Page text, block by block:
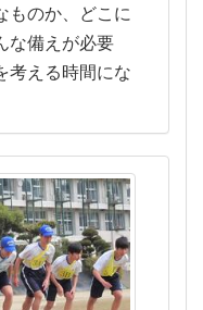
ものか、どこに
な備えが必要
考える時間にな